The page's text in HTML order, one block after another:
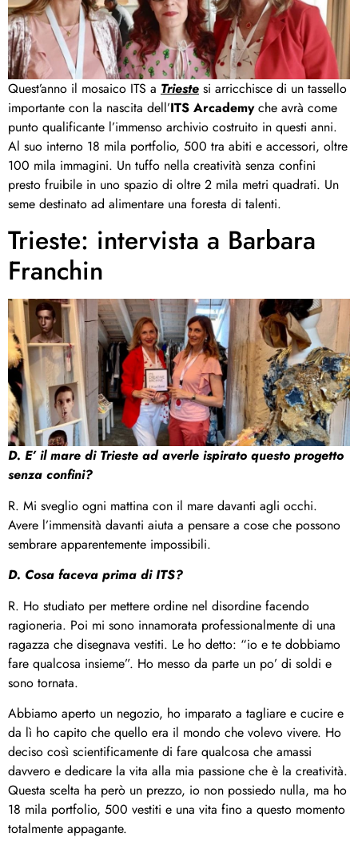
Quest’anno il mosaico ITS a Trieste si arricchisce di un tassello
importante con la nascita dell’ITS Arcademyche avrà come
punto qualificante l’immenso archivio costruito in questi anni.
Al suo interno 18 mila portfolio, 500 tra abiti e accessori, oltre
100 mila immagini. Un tuffo nella creatività senza confini
presto fruibile in uno spazio di oltre 2 mila metri quadrati. Un
seme destinato ad alimentare una foresta di talenti.
Trieste: intervista a Barbara
Franchin
D. E’ il mare di Trieste ad averle ispirato questo progetto
senza confini?
R. Mi sveglio ogni mattina con il mare davanti agli occhi.
Avere l’immensità davanti aiuta a pensare a cose che possono
sembrare apparentemente impossibili.
D. Cosa faceva prima di ITS?
R. Ho studiato per mettere ordine nel disordine facendo
ragioneria. Poi mi sono innamorata professionalmente di una
ragazza che disegnava vestiti. Le ho detto: “io e te dobbiamo
fare qualcosa insieme”. Ho messo da parte un po’ di soldi e
sono tornata.
Abbiamo aperto un negozio, ho imparato a tagliare e cucire e
da lì ho capito che quello era il mondo che volevo vivere. Ho
deciso così scientificamente di fare qualcosa che amassi
davvero e dedicare la vita alla mia passione che è la creatività.
Questa scelta ha però un prezzo, io non possiedo nulla, ma ho
18 mila portfolio, 500 vestiti e una vita fino a questo momento
totalmente appagante.